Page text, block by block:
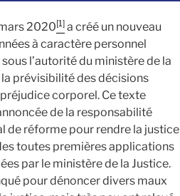
2020[1] a créé un nouveau
à caractère personnel
l’autorité du ministère de la
prévisibilité des décisions
corporel. Ce texte
de la responsabilité
de réforme pour rendre la justice
toutes premières applications
par le ministère de la Justice.
pour dénoncer divers maux